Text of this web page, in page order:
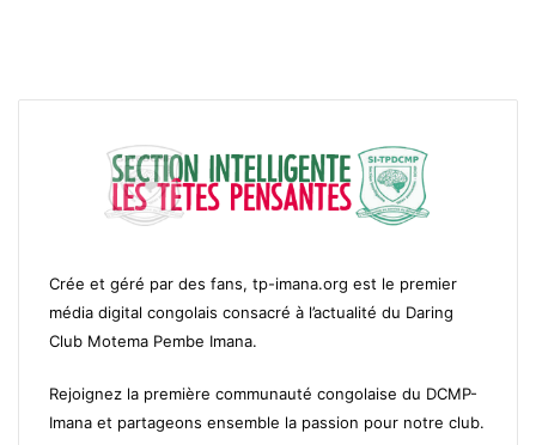
Crée et géré par des fans, tp-imana.org est le premier
média digital congolais consacré à l’actualité du Daring
Club Motema Pembe Imana.
Rejoignez la première communauté congolaise du DCMP-
Imana et partageons ensemble la passion pour notre club.